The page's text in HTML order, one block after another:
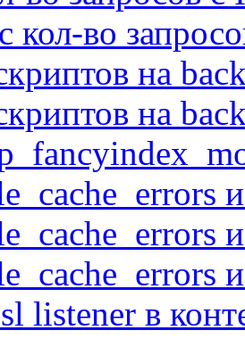
кол-во
на
на
listener в